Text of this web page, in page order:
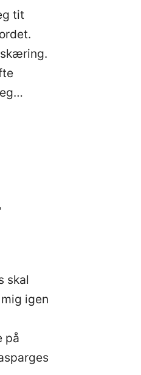
tit
skal
igen
på